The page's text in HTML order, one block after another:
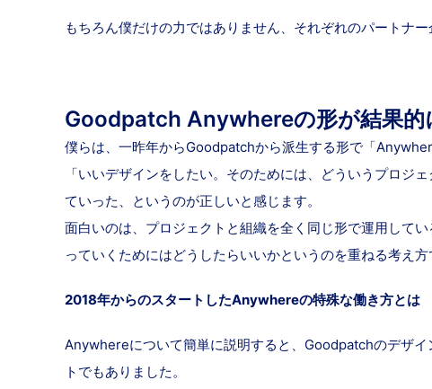
もちろん僕だけの力ではありません、それぞれのパートナ
Goodpatch Anywhereの形が結果的
僕らは、一昨年からGoodpatchから派生する形で「
「いいデザインをしたい。そのためには、どういうプロジ
ていった、というのが正しいと感じます。
面白いのは、プロジェクトと組織を全く同じ形で運用して
っていくためにはどうしたらいいかというのを重ねる考え方
2018年からのスタートしたAnywhereの特殊な働き方とは
Anywhereについて簡単に説明すると、Goodpatchのデザ
トでもありました。